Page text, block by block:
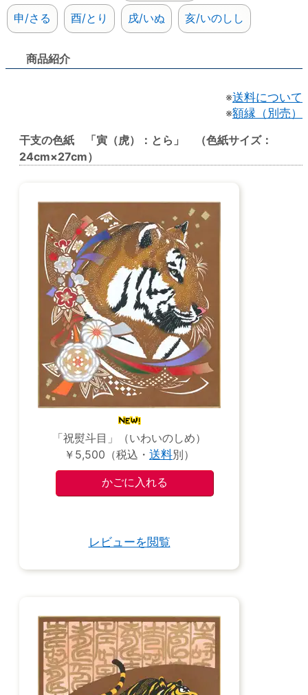
申/さる 酉/とり 戌/いぬ 亥/いのしし
商品紹介
※送料について
※額縁（別売）
干支の色紙 「寅（虎）：とら」 （色紙サイズ：
24cm×27cm）
「祝熨斗目」（いわいのしめ）
￥5,500（税込・ 送料別）
レビューを閲覧